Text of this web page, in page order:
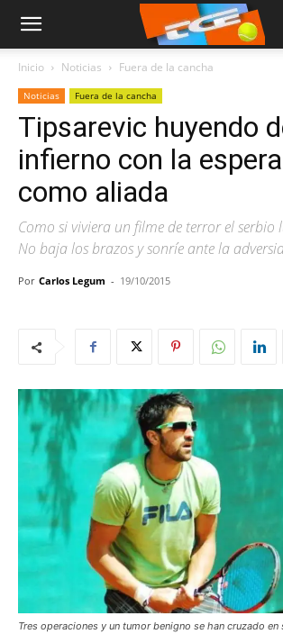
Inicio Noticias Fuera de la cancha
Noticias Fuera de la cancha
Tipsarevic huyendo
infierno con la
como aliada
Como si viviera un filme de terror el serbio
No baja los brazos y sonríe ante la
Por Carlos Legum - 19/10/2015
Tres operaciones y un tumor benigno se han cruzado